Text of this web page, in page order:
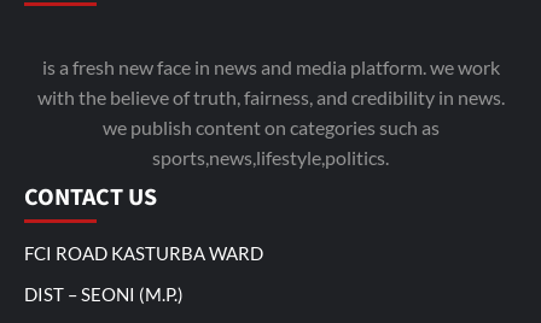
is a fresh new face in news and media platform. we work
with the believe of truth, fairness, and credibility in news.
we publish content on categories such as
sports,news,lifestyle,politics.
CONTACT US
FCI ROAD KASTURBA WARD
DIST – SEONI (M.P.)